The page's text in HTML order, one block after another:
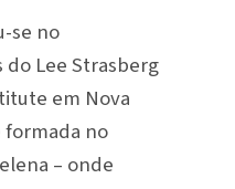
se no
Lee Strasberg
em Nova
formada no
– onde